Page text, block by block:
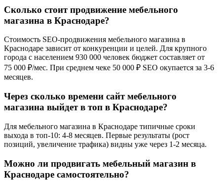
Сколько стоит продвижение мебельного
магазина в Краснодаре?
Стоимость SEO-продвижения мебельного магазина в
Краснодаре зависит от конкуренции и целей. Для крупного
города с населением 930 000 человек бюджет составляет от
75 000 ₽/мес. При среднем чеке 50 000 ₽ SEO окупается за 3-6
месяцев.
Через сколько времени сайт мебельного
магазина выйдет в топ в Краснодаре?
Для мебельного магазина в Краснодаре типичные сроки
выхода в топ-10: 4-8 месяцев. Первые результаты (рост
позиций, увеличение трафика) видны уже через 1-2 месяца.
Можно ли продвигать мебельный магазин в
Краснодаре самостоятельно?